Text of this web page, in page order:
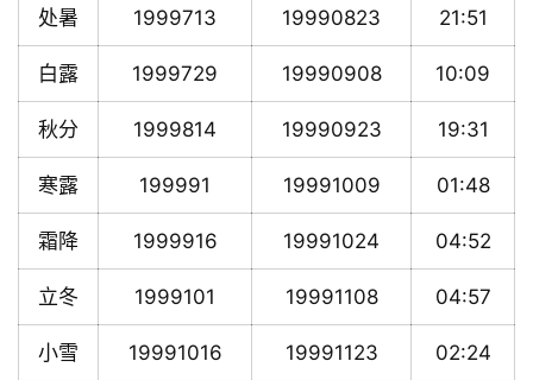
处暑 1999713 19990823 21:51
白露 1999729 19990908 10:09
秋分 1999814 19990923 19:31
寒露 199991 19991009 01:48
霜降 1999916 19991024 04:52
立冬 1999101 19991108 04:57
小雪 19991016 19991123 02:24